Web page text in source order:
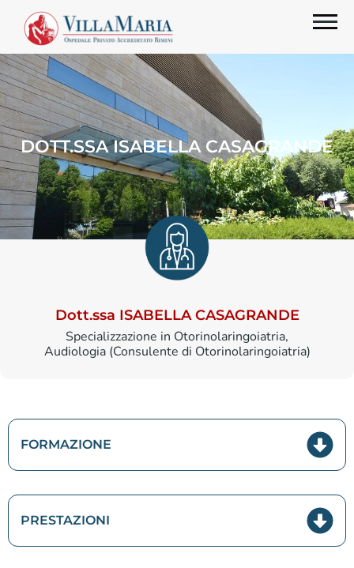
DOTT.SSA ISABELLA CASAGRANDE
Dott.ssa ISABELLA CASAGRANDE
Specializzazione in Otorinolaringoiatria,
Audiologia (Consulente di Otorinolaringoiatria)
FORMAZIONE
PRESTAZIONI